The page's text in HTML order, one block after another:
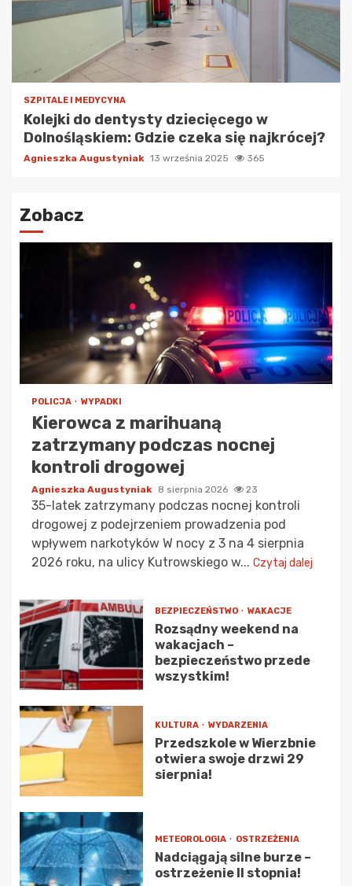
SZPITALE I MEDYCYNA
Kolejki do dentysty dziecięcego w
Dolnośląskiem: Gdzie czeka się najkrócej?
Agnieszka Augustyniak 13 września 2025 365
Zobacz
POLICJA WYPADKI
Kierowca z marihuaną
zatrzymany podczas nocnej
kontroli drogowej
Agnieszka Augustyniak 8 sierpnia 2026 23
35-latek zatrzymany podczas nocnej kontroli
drogowej z podejrzeniem prowadzenia pod
wpływem narkotyków W nocy z 3 na 4 sierpnia
2026 roku, na ulicy Kutrowskiego w... Czytaj dalej
BEZPIECZEŃSTWO WAKACJE
Rozsądny weekend na
wakacjach –
bezpieczeństwo przede
wszystkim!
KULTURA WYDARZENIA
Przedszkole w Wierzbnie
otwiera swoje drzwi 29
sierpnia!
METEOROLOGIA OSTRZEŻENIA
Nadciągają silne burze –
ostrzeżenie II stopnia!